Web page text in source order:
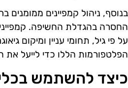
בנוסף, ניהול קמפיינים ממומנים
החסרה בהגדלת החשיפה.
על פי גיל, תחומי עניין ומיקום
הפלטפורמות הללו כדי לייעל
כיצד להשתמש